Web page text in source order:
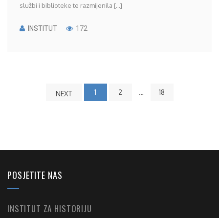
službi i biblioteke te razmijenila [...]
INSTITUT 172
NEXT 1 2 … 18
POSJETITE NAS
INSTITUT ZA HISTORIJU